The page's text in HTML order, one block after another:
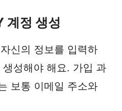
계정 생성
신의 정보를 입력하
성해야 해요. 가입 과
보통 이메일 주소와